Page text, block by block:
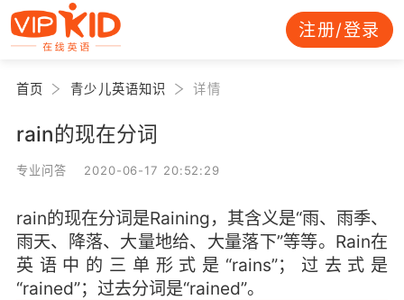
注册/登录
首页 青少儿英语知识 详情
rain的现在分词
专业问答 2020-06-17 20:52:29
rain的现在分词是Raining，其含义是“雨、雨季、
雨天、降落、大量地给、大量落下”等等。Rain在
英语中的三单形式是“rains”；过去式是
“rained”；过去分词是“rained”。